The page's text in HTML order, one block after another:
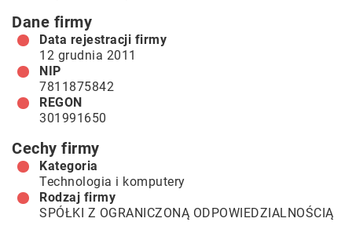
Dane firmy
Data rejestracji firmy
12 grudnia 2011
NIP
7811875842
REGON
301991650
Cechy firmy
Kategoria
Technologia i komputery
Rodzaj firmy
SPÓŁKI Z OGRANICZONĄ ODPOWIEDZIALNOŚCIĄ